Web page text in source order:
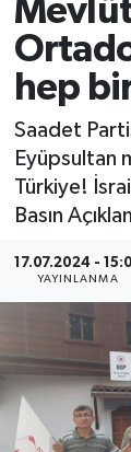
hep
Saadet
Eyüpsultan
Türkiye!
Basın
17.07.2024 -
YAYINLANMA
EĞİTİM
ÖZEL
Son
Haber